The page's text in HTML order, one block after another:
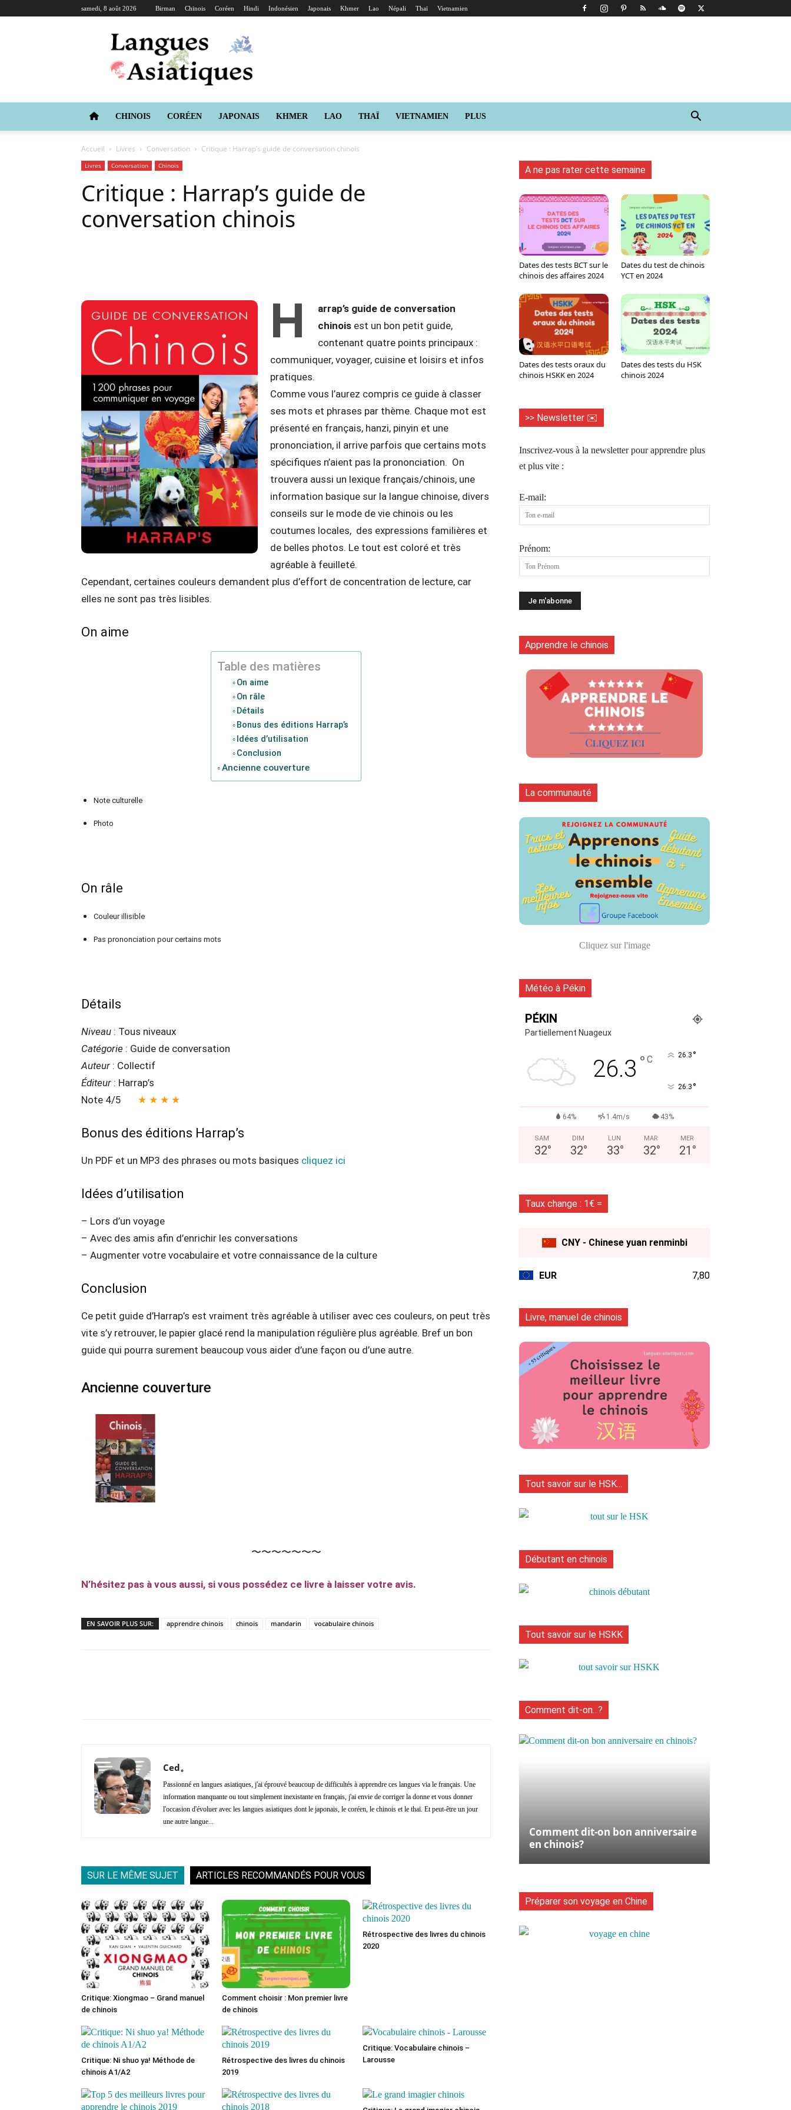
samedi, 8 août 2026 Birman Chinois Coréen Hindi Indonésien Japonais Khmer Lao Népali Thaï Vietnamien
Langues
Asiatiques
CHINOIS CORÉEN JAPONAIS KHMER LAO THAÏ VIETNAMIEN PLUS
Accueil Livres Conversation Critique : Harrap’s guide de conversation chinois
Livres Conversation Chinois
Critique : Harrap’s guide de
conversation chinois
Tumblr WhatsApp Viber
H
arrap’s guide de conversation
chinois est un bon petit guide,
contenant quatre points principaux :
communiquer, voyager, cuisine et loisirs et infos
pratiques.
Comme vous l’aurez compris ce guide à classer
ses mots et phrases par thème. Chaque mot est
présenté en français, hanzi, pinyin et une
prononciation, il arrive parfois que certains mots
spécifiques n’aient pas la prononciation. On
trouvera aussi un lexique français/chinois, une
information basique sur la langue chinoise, divers
conseils sur le mode de vie chinois ou les
coutumes locales, des expressions familières et
de belles photos. Le tout est coloré et très
agréable à feuilleté.
Cependant, certaines couleurs demandent plus d’effort de concentration de lecture, car
elles ne sont pas très lisibles.
On aime
Table des matières
On aime
On râle
Détails
Bonus des éditions Harrap’s
Idées d’utilisation
Conclusion
Ancienne couverture
Note culturelle
Photo
On râle
Couleur illisible
Pas prononciation pour certains mots
Détails
Niveau : Tous niveaux
Catégorie : Guide de conversation
Auteur : Collectif
Éditeur : Harrap’s
Note 4/5 ★ ★ ★ ★
Bonus des éditions Harrap’s
Un PDF et un MP3 des phrases ou mots basiques cliquez ici
Idées d’utilisation
– Lors d’un voyage
– Avec des amis afin d’enrichir les conversations
– Augmenter votre vocabulaire et votre connaissance de la culture
Conclusion
Ce petit guide d’Harrap’s est vraiment très agréable à utiliser avec ces couleurs, on peut très
vite s’y retrouver, le papier glacé rend la manipulation régulière plus agréable. Bref un bon
guide qui pourra surement beaucoup vous aider d’une façon ou d’une autre.
Ancienne couverture
〜〜〜〜〜〜〜
N’hésitez pas à vous aussi, si vous possédez ce livre à laisser votre avis.
EN SAVOIR PLUS SUR: apprendre chinois chinois mandarin vocabulaire chinois
Ced。
Passionné en langues asiatiques, j'ai éprouvé beaucoup de difficultés à apprendre ces langues via le français. Une
information manquante ou tout simplement inexistante en français, j'ai envie de corriger la donne et vous donner
l'occasion d'évoluer avec les langues asiatiques dont le japonais, le coréen, le chinois et le thaï. Et peut-être un jour
une autre langue...
SUR LE MÊME SUJET ARTICLES RECOMMANDÉS POUR VOUS
Critique: Xiongmao – Grand manuel
de chinois
Comment choisir : Mon premier livre
de chinois
Rétrospective des livres du chinois
2020
Critique: Ni shuo ya! Méthode de
chinois A1/A2
Rétrospective des livres du chinois
2019
Critique: Vocabulaire chinois –
Larousse
A ne pas rater cette semaine
Dates des tests BCT sur le
chinois des affaires 2024
Dates du test de chinois
YCT en 2024
Dates des tests oraux du
chinois HSKK en 2024
Dates des tests du HSK
chinois 2024
>> Newsletter ✉️
Inscrivez-vous à la newsletter pour apprendre plus
et plus vite :
E-mail:
Prénom:
Apprendre le chinois
La communauté
Cliquez sur l'image
Météo à Pékin
PÉKIN
Partiellement Nuageux
26.3 ° C 26.3 °
26.3 °
64% 1.4m/s 43%
SAM
32°
DIM
32°
LUN
33°
MAR
32°
MER
21 °
Taux change : 1€ =
CNY - Chinese yuan renminbi
EUR 7,80
Livre, manuel de chinois
Tout savoir sur le HSK...
Débutant en chinois
Tout savoir sur le HSKK
Comment dit-on...?
Comment dit-on bon anniversaire
en chinois?
Préparer son voyage en Chine